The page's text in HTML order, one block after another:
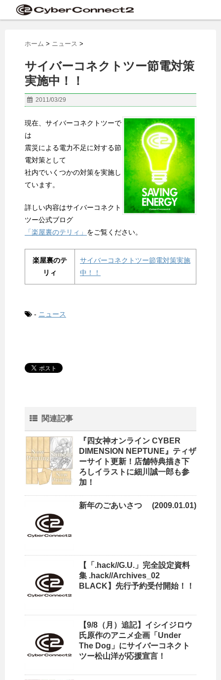
ホーム > ニュース >
サイバーコネクトツー節電対策
実施中！！
2011/03/29
現在、サイバーコネクトツーで
は
震災による電力不足に対する節
電対策として
社内でいくつかの対策を実施し
ています。
詳しい内容はサイバーコネクト
ツー公式ブログ
「楽屋裏のテリィ」 をご覧ください。
楽屋裏のテ
リィ
サイバーコネクトツー節電対策実施
中！！
- ニュース
関連記事
『四女神オンライン CYBER
DIMENSION NEPTUNE』ティザ
ーサイト更新！店舗特典描き下
ろしイラストに細川誠一郎も参
加！
新年のごあいさつ (2009.01.01)
【「.hack//G.U.」完全設定資料
集 .hack//Archives_02
BLACK】先行予約受付開始！！
【9/8（月）追記】イシイジロウ
氏原作のアニメ企画「Under
The Dog」にサイバーコネクト
ツー松山洋が応援宣言！